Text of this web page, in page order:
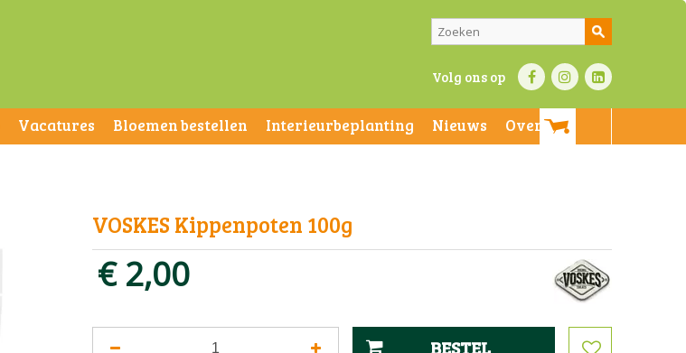
Volg ons op
Vacatures Bloemen bestellen Interieurbeplanting Nieuws
Over ons
VOSKES Kippenpoten 100g
€ 2,00